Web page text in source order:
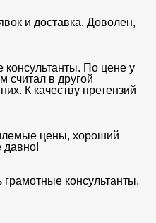
и доставка. Доволен,
По цене у
считал в другой
К качеству претензий
цены, хороший
давно!
консультанты.